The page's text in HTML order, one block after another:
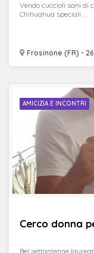
Frosinone (FR) - 26
Vendo cuccioli sani di
Chihuahua speciali ...
AMICIZIA E INCONTRI
Cerco donna
Bel settantenne